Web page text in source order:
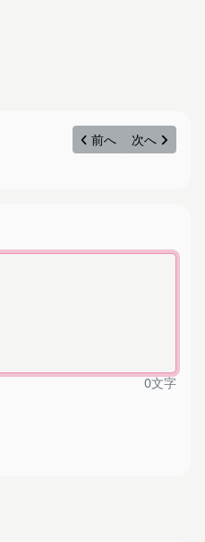
前へ
次へ
0文字